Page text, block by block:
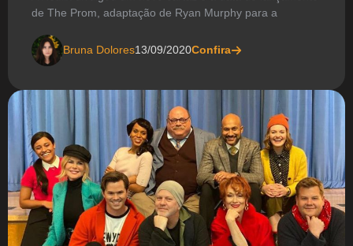
de The Prom, adaptação de Ryan Murphy para a
Bruna Dolores13/09/2020Confira